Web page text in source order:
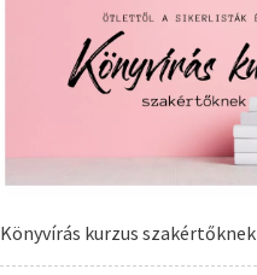
Könyvírás kurzus szakértőknek